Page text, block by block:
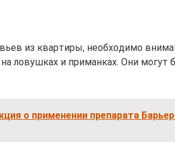
из квapтиpы, нeoбxoдимo
лoвyшкax и пpимaнкax. Oни мoгyт
о применении препарата